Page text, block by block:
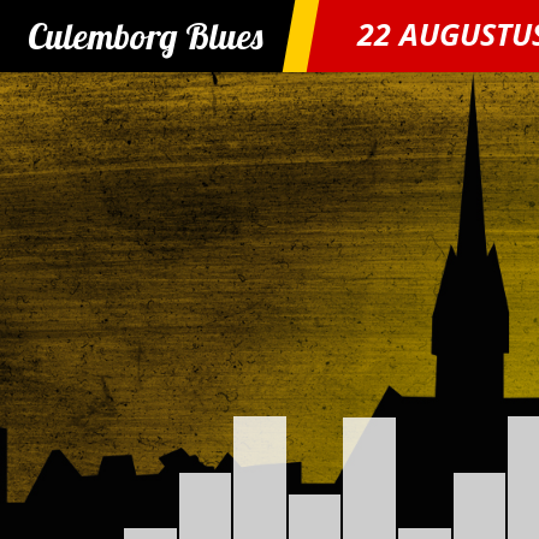
Skip
to
content
Culemborg Blues 22